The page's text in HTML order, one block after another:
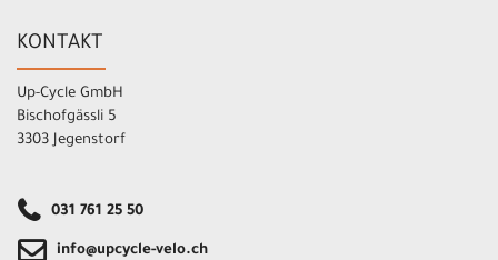
KONTAKT
Up-Cycle GmbH
Bischofgässli 5
3303 Jegenstorf
031 761 25 50
info@upcycle-velo.ch